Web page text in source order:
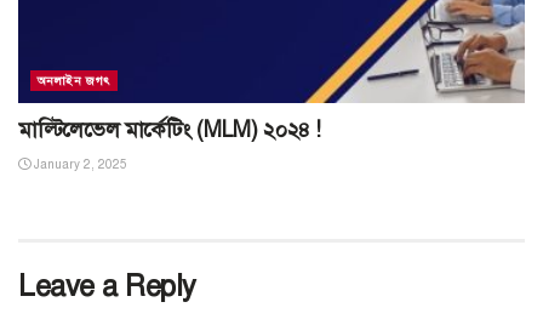
অনলাইন জগৎ
মাল্টিলেভেল মার্কেটিং (MLM) ২০২৪ !
January 2, 2025
Leave a Reply